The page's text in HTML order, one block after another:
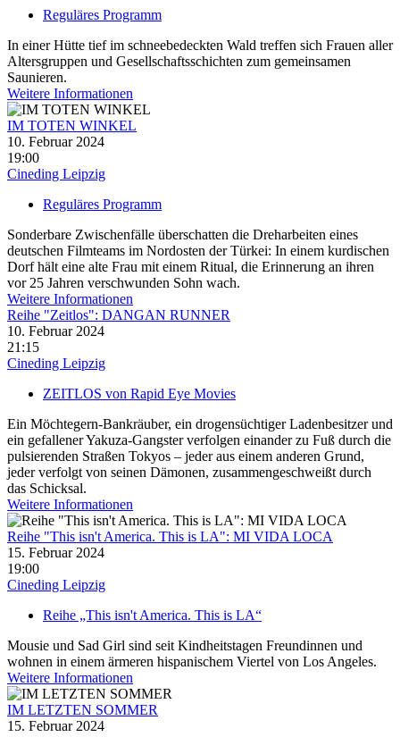
Reguläres Programm
In einer Hütte tief im schneebedeckten Wald treffen sich Frauen aller
Altersgruppen und Gesellschaftsschichten zum gemeinsamen
Saunieren.
Weitere Informationen
IM TOTEN WINKEL
10. Februar 2024
19:00
Cineding Leipzig
Reguläres Programm
Sonderbare Zwischenfälle überschatten die Dreharbeiten eines
deutschen Filmteams im Nordosten der Türkei: In einem kurdischen
Dorf hält eine alte Frau mit einem Ritual, die Erinnerung an ihren
vor 25 Jahren verschwunden Sohn wach.
Weitere Informationen
Reihe "Zeitlos": DANGAN RUNNER
10. Februar 2024
21:15
Cineding Leipzig
ZEITLOS von Rapid Eye Movies
Ein Möchtegern-Bankräuber, ein drogensüchtiger Ladenbesitzer und
ein gefallener Yakuza-Gangster verfolgen einander zu Fuß durch die
pulsierenden Straßen Tokyos – jeder aus einem anderen Grund,
jeder verfolgt von seinen Dämonen, zusammengeschweißt durch
das Schicksal.
Weitere Informationen
Reihe "This isn't America. This is LA": MI VIDA LOCA
15. Februar 2024
19:00
Cineding Leipzig
Reihe „This isn't America. This is LA“
Mousie und Sad Girl sind seit Kindheitstagen Freundinnen und
wohnen in einem ärmeren hispanischem Viertel von Los Angeles.
Weitere Informationen
IM LETZTEN SOMMER
15. Februar 2024